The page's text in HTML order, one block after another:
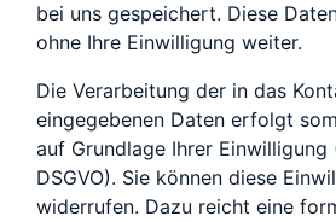
bei uns gespeichert. Diese
ohne Ihre Einwilligung weiter.
Die Verarbeitung der in das
eingegebenen Daten erfolgt
auf Grundlage Ihrer Einwilligung
DSGVO). Sie können diese
widerrufen. Dazu reicht eine